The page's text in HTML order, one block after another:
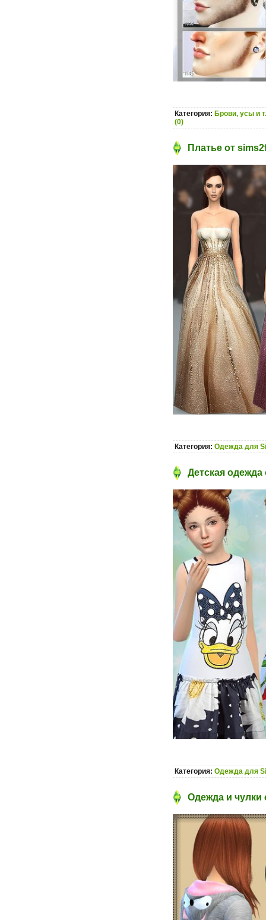
Категория: Брови, усы и
(0)
Платье от
Категория: Одежда для
Детская одежда
Категория: Одежда для
Одежда и чулки